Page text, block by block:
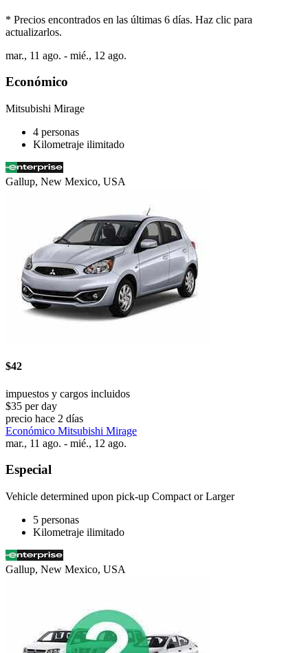
* Precios encontrados en las últimas 6 días. Haz clic para
actualizarlos.
mar., 11 ago. - mié., 12 ago.
Económico
Mitsubishi Mirage
4 personas
Kilometraje ilimitado
Gallup, New Mexico, USA
$42
impuestos y cargos incluidos
$35 per day
precio hace 2 días
Económico Mitsubishi Mirage
mar., 11 ago. - mié., 12 ago.
Especial
Vehicle determined upon pick-up Compact or Larger
5 personas
Kilometraje ilimitado
Gallup, New Mexico, USA